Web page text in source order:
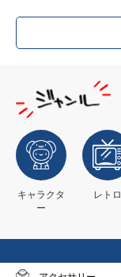
キャラクタ
ー
レトロ